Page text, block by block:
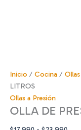
Inicio / Cocina /
LITROS
Ollas a Presión
OLLA DE